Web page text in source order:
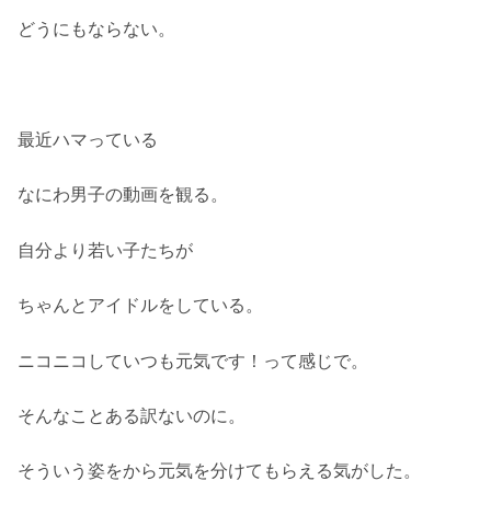
どうにもならない。
最近ハマっている
なにわ男子の動画を観る。
自分より若い子たちが
ちゃんとアイドルをしている。
ニコニコしていつも元気です！って感じで。
そんなことある訳ないのに。
そういう姿をから元気を分けてもらえる気がした。